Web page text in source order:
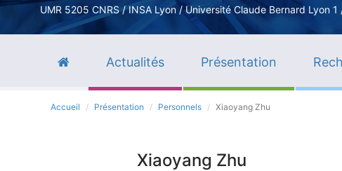
UMR 5205 CNRS / INSA Lyon / Université Claude Bernard Lyon
Actualités Présentation
Accueil Présentation Personnels Xiaoyang Zhu
Xiaoyang Zhu